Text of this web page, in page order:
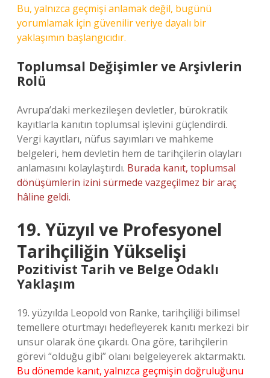
Bu, yalnızca geçmişi anlamak değil, bugünü
yorumlamak için güvenilir veriye dayalı bir
yaklaşımın başlangıcıdır.
Toplumsal Değişimler ve Arşivlerin
Rolü
Avrupa’daki merkezileşen devletler, bürokratik
kayıtlarla kanıtın toplumsal işlevini güçlendirdi.
Vergi kayıtları, nüfus sayımları ve mahkeme
belgeleri, hem devletin hem de tarihçilerin olayları
anlamasını kolaylaştırdı. Burada kanıt, toplumsal
dönüşümlerin izini sürmede vazgeçilmez bir araç
hâline geldi.
19. Yüzyıl ve Profesyonel
Tarihçiliğin Yükselişi
Pozitivist Tarih ve Belge Odaklı
Yaklaşım
19. yüzyılda Leopold von Ranke, tarihçiliği bilimsel
temellere oturtmayı hedefleyerek kanıtı merkezi bir
unsur olarak öne çıkardı. Ona göre, tarihçilerin
görevi “olduğu gibi” olanı belgeleyerek aktarmaktı.
Bu dönemde kanıt, yalnızca geçmişin doğruluğunu